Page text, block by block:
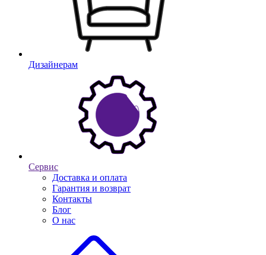
Дизайнерам
Сервис
Доставка и оплата
Гарантия и возврат
Контакты
Блог
О нас